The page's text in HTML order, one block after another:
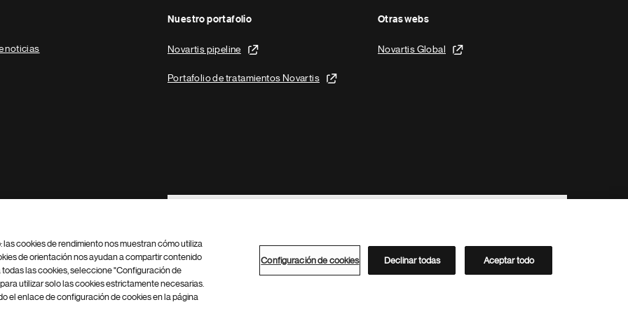
noticias
Nuestro portafolio
Novartis pipeline
Portafolio de tratamientos Novartis
Otras webs
Novartis Global
Footer Site Search
Configuración de cookies Mapa del sitio
Directorio de Novartis
cookies de rendimiento nos muestran cómo utiliza
de orientación nos ayudan a compartir contenido
las cookies, seleccione "Configuración de
utilizar solo las cookies estrictamente necesarias.
el enlace de configuración de cookies en la página
Configuración de cookies Declinar todas Aceptar todo